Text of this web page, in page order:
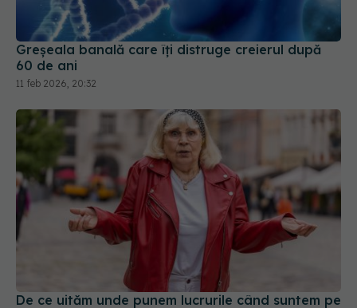
Greșeala banală care îți distruge creierul după
60 de ani
11 feb 2026, 20:32
De ce uităm unde punem lucrurile când suntem pe